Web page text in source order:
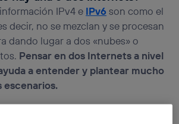
IPv4 e IPv6 son como el
decir, no se mezclan y se procesan
dando lugar a dos «nubes» o
Pensar en dos Internets a nivel
a entender y plantear mucho
escenarios.